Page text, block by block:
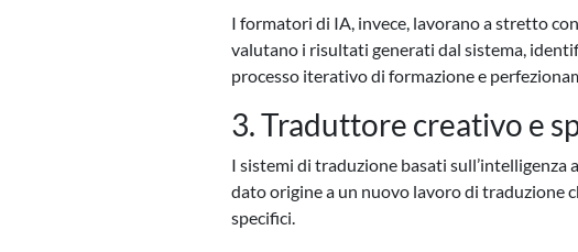
I formatori di IA, invece, lavorano a stretto
valutano i risultati generati dal sistema,
processo iterativo di formazione e
3. Traduttore creativo e
I sistemi di traduzione basati
dato origine a un nuovo lavoro di traduzione
specifici.